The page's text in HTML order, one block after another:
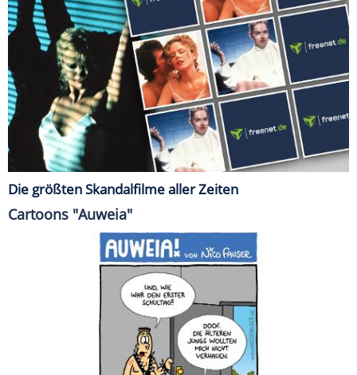
Die größten Skandalfilme aller Zeiten
Cartoons "Auweia"